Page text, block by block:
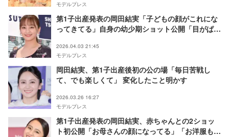
モデルプレス
第1子出産発表の岡田結実「子どもの顔がこれにな
ってきてる」自身の幼少期ショット公開「目がぱっ
2026.04.03 21:45
モデルプレス
岡田結実、第1子出産後初の公の場「毎日苦戦し
て、でも楽しくて」 変化したこと明かす
2026.03.26 16:27
モデルプレス
第1子出産発表の岡田結実、赤ちゃんとの2ショッ
ト初公開「お母さんの顔になってる」「お洋服も可